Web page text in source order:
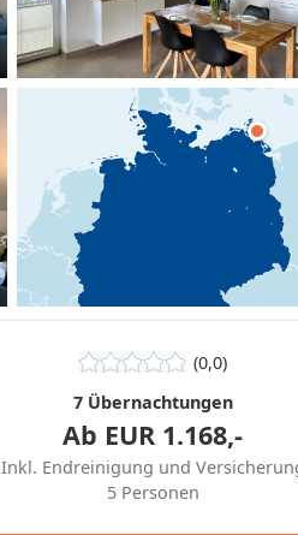
(0,0)
7 Übernachtungen
Ab EUR 1.168,-
Inkl. Endreinigung und
5 Personen